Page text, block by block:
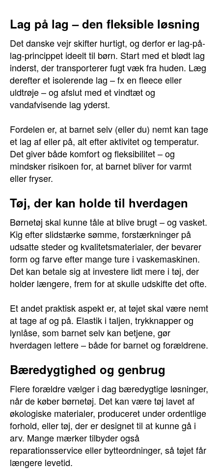
Lag på lag – den fleksible løsning
Det danske vejr skifter hurtigt, og derfor er lag-på-
lag-princippet ideelt til børn. Start med et blødt lag
inderst, der transporterer fugt væk fra huden. Læg
derefter et isolerende lag – fx en fleece eller
uldtrøje – og afslut med et vindtæt og
vandafvisende lag yderst.
Fordelen er, at barnet selv (eller du) nemt kan tage
et lag af eller på, alt efter aktivitet og temperatur.
Det giver både komfort og fleksibilitet – og
mindsker risikoen for, at barnet bliver for varmt
eller fryser.
Tøj, der kan holde til hverdagen
Børnetøj skal kunne tåle at blive brugt – og vasket.
Kig efter slidstærke sømme, forstærkninger på
udsatte steder og kvalitetsmaterialer, der bevarer
form og farve efter mange ture i vaskemaskinen.
Det kan betale sig at investere lidt mere i tøj, der
holder længere, frem for at skulle udskifte det ofte.
Et andet praktisk aspekt er, at tøjet skal være nemt
at tage af og på. Elastik i taljen, trykknapper og
lynlåse, som barnet selv kan betjene, gør
hverdagen lettere – både for barnet og forældrene.
Bæredygtighed og genbrug
Flere forældre vælger i dag bæredygtige løsninger,
når de køber børnetøj. Det kan være tøj lavet af
økologiske materialer, produceret under ordentlige
forhold, eller tøj, der er designet til at kunne gå i
arv. Mange mærker tilbyder også
reparationsservice eller bytteordninger, så tøjet får
længere levetid.